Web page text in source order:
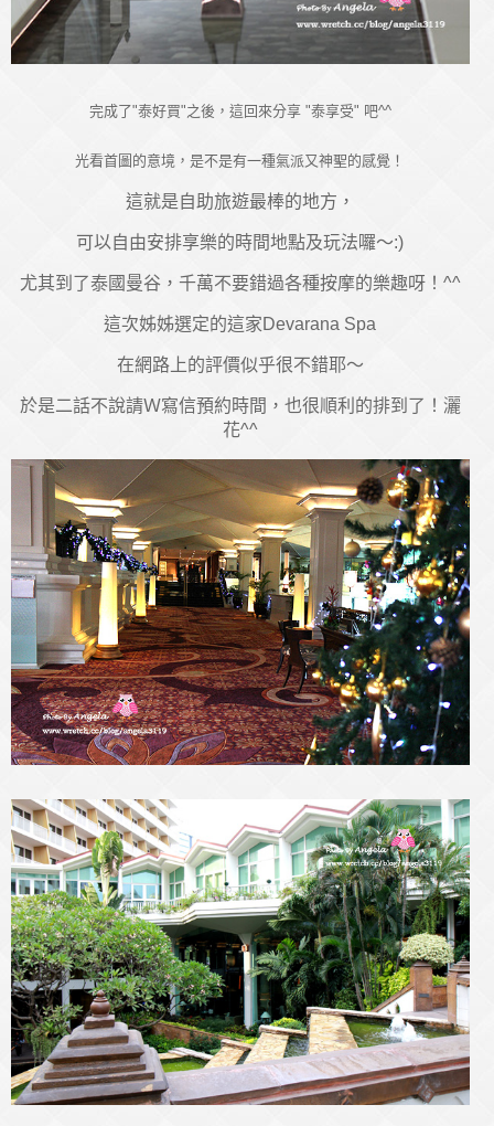
完成了"泰好買"之後，這回來分享 "泰享受" 吧^^
光看首圖的意境，是不是有一種氣派又神聖的感覺！
這就是自助旅遊最棒的地方，
可以自由安排享樂的時間地點及玩法囉～:)
尤其到了泰國曼谷，千萬不要錯過各種按摩的樂趣呀！^^
這次姊姊選定的這家Devarana Spa
在網路上的評價似乎很不錯耶～
於是二話不說請Ｗ寫信預約時間，也很順利的排到了！灑
花^^